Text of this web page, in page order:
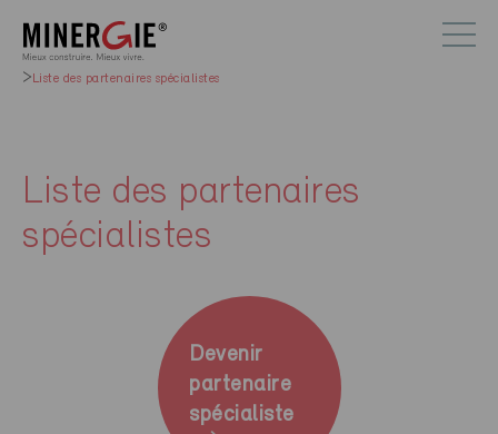
Liste des partenaires spécialistes
Liste des partenaires
spécialistes
Devenir
partenaire
spécialiste